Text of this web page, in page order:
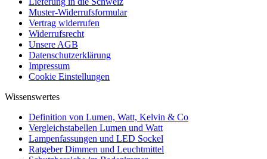
Muster-Widerrufsformular
Vertrag widerrufen
Widerrufsrecht
Unsere AGB
Datenschutzerklärung
Impressum
Cookie Einstellungen
Wissenswertes
Definition von Lumen, Watt, Kelvin & Co
Vergleichstabellen Lumen und Watt
Lampenfassungen und LED Sockel
Ratgeber Dimmen und Leuchtmittel